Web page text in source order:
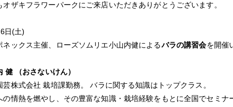
オザキフラワーパークにご来店いただきありがとうございます。
日(土)
ネックス主催、ローズソムリエ小山内健によるバラの講習会を開催
健 （おさないけん）
芸株式会社 栽培課勤務。 バラに関する知識はトップクラス。
の情熱を燃やし、その豊富な知識・栽培経験をもとに全国でセミナ